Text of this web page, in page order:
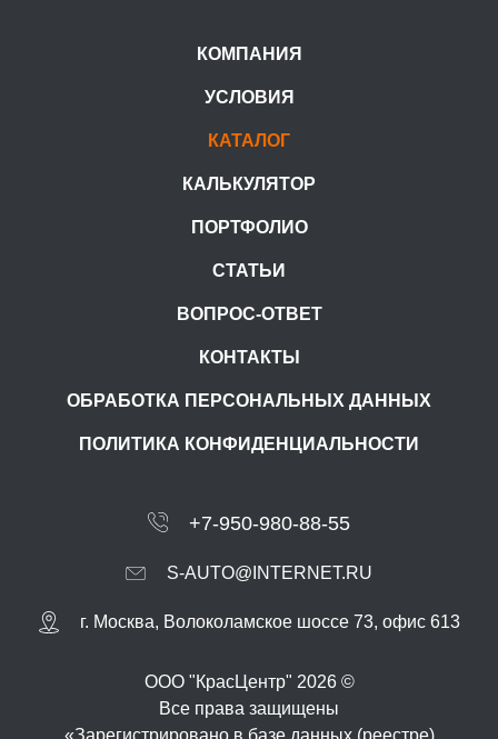
КОМПАНИЯ
УСЛОВИЯ
КАТАЛОГ
КАЛЬКУЛЯТОР
ПОРТФОЛИО
СТАТЬИ
ВОПРОС-ОТВЕТ
КОНТАКТЫ
ОБРАБОТКА ПЕРСОНАЛЬНЫХ ДАННЫХ
ПОЛИТИКА КОНФИДЕНЦИАЛЬНОСТИ
+7-950-980-88-55
S-AUTO@INTERNET.RU
г. Москва, Волоколамское шоссе 73, офис 613
ООО "КрасЦентр" 2026 ©
Все права защищены
«Зарегистрировано в базе данных (реестре)